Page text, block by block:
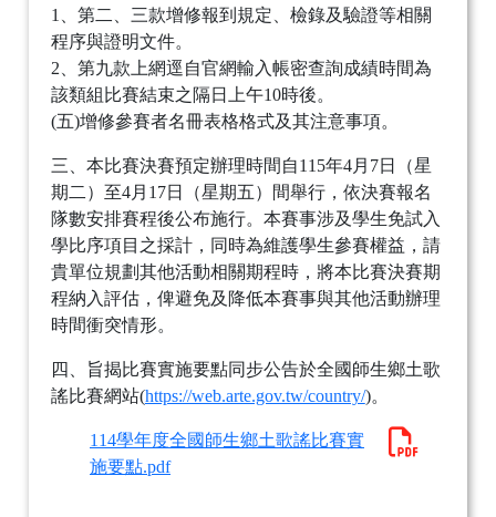
1、第二、三款增修報到規定、檢錄及驗證等相關
程序與證明文件。
2、第九款上網逕自官網輸入帳密查詢成績時間為
該類組比賽結束之隔日上午10時後。
(五)增修參賽者名冊表格格式及其注意事項。
三、本比賽決賽預定辦理時間自115年4月7日（星
期二）至4月17日（星期五）間舉行，依決賽報名
隊數安排賽程後公布施行。本賽事涉及學生免試入
學比序項目之採計，同時為維護學生參賽權益，請
貴單位規劃其他活動相關期程時，將本比賽決賽期
程納入評估，俾避免及降低本賽事與其他活動辦理
時間衝突情形。
四、旨揭比賽實施要點同步公告於全國師生鄉土歌
謠比賽網站(https://web.arte.gov.tw/country/)。
114學年度全國師生鄉土歌謠比賽實
施要點.pdf